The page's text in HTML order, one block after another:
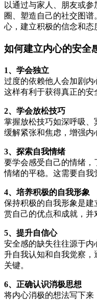
以通过与家人、朋友或
圈、塑造自己的社交图
心，建立积极的信念和态
如何建立内心的安全
1、学会独立
过度的依赖他人会加剧内
这样有利于获得真正的安
2、学会放松技巧
掌握放松技巧如深呼吸
缓解紧张和焦虑，增强内
3、探索自我情绪
要学会感受自己的情绪，
情绪的平稳。这需要自我
4、培养积极的自我形象
保持积极的自我形象是
赏自己的优点和成就，并
5、提升自信心
安全感的缺失往往源于
升自我认知和自我觉察
关键。
6、正确认识消极思想
将内心消极的想法写下